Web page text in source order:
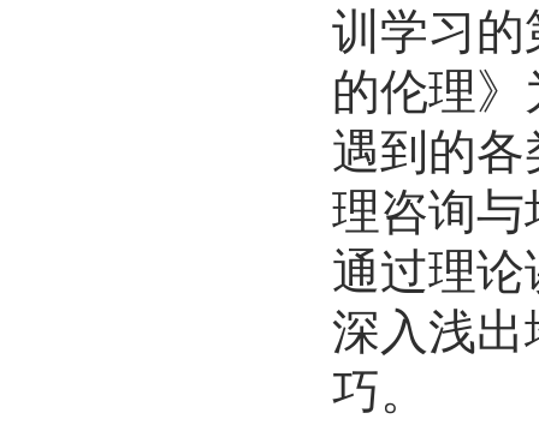
训学习
的伦理
遇到的
理咨询
通过理
深入浅
巧。